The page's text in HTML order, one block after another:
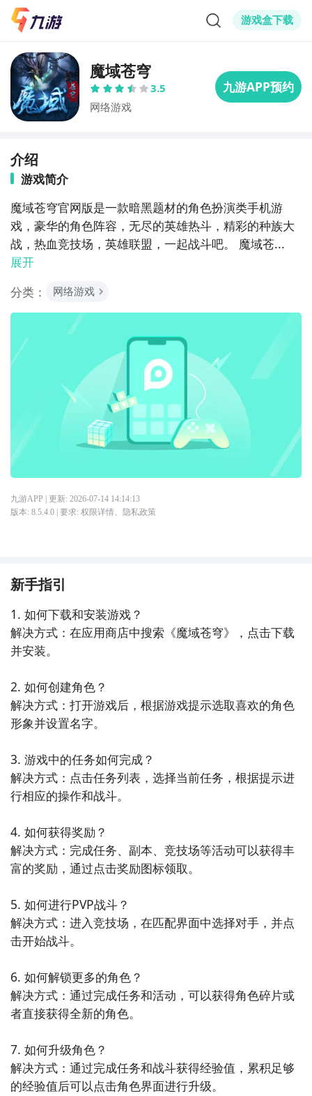
游戏盒下载
魔域苍穹
3.5
网络游戏
介绍
游戏简介
魔域苍穹官网版是一款暗黑题材的角色扮演类手机游
戏，豪华的角色阵容，无尽的英雄热斗，精彩的种族大
战，热血竞技场，英雄联盟，一起战斗吧。 魔域苍...
展开
分类：
网络游戏
九游APP | 更新: 2026-07-14 14:14:13
版本: 8.5.4.0| 要求: 权限详情、 隐私政策
新手指引
1. 如何下载和安装游戏？
解决方式：在应用商店中搜索《魔域苍穹》，点击下载
并安装。
2. 如何创建角色？
解决方式：打开游戏后，根据游戏提示选取喜欢的角色
形象并设置名字。
3. 游戏中的任务如何完成？
解决方式：点击任务列表，选择当前任务，根据提示进
行相应的操作和战斗。
4. 如何获得奖励？
解决方式：完成任务、副本、竞技场等活动可以获得丰
富的奖励，通过点击奖励图标领取。
5. 如何进行PVP战斗？
解决方式：进入竞技场，在匹配界面中选择对手，并点
击开始战斗。
6. 如何解锁更多的角色？
解决方式：通过完成任务和活动，可以获得角色碎片或
者直接获得全新的角色。
7. 如何升级角色？
解决方式：通过完成任务和战斗获得经验值，累积足够
的经验值后可以点击角色界面进行升级。